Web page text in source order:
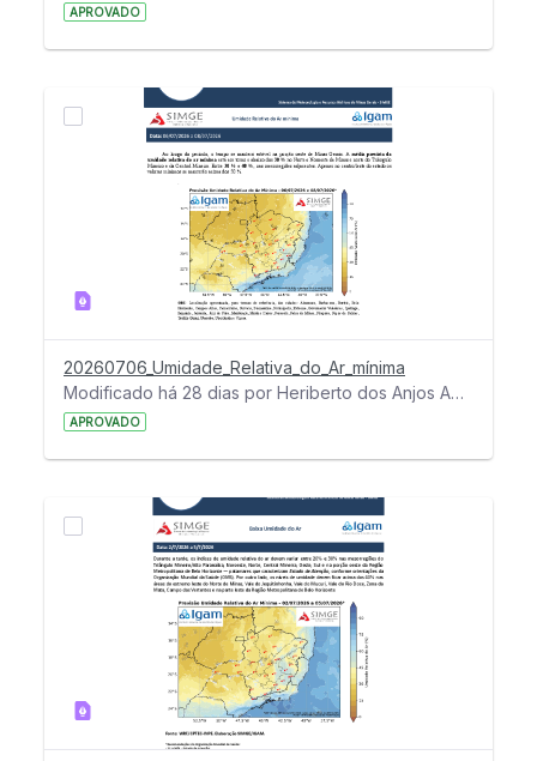
APROVADO
20260706_Umidade_Relativa_do_Ar_mínima
Modificado há 28 dias por Heriberto dos Anjos Amaro.
APROVADO